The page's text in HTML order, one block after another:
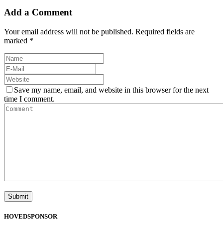
Add a Comment
Your email address will not be published. Required fields are
marked *
Save my name, email, and website in this browser for the next
time I comment.
HOVEDSPONSOR